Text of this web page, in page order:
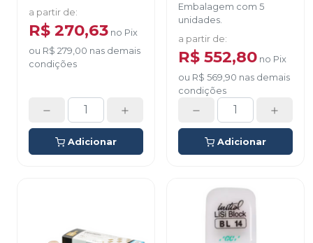
a partir de:
R$ 270,63 no Pix
ou R$ 279,00 nas demais
condições
Adicionar
Embalagem com 5
unidades.
a partir de:
R$ 552,80 no Pix
ou R$ 569,90 nas demais
condições
Adicionar